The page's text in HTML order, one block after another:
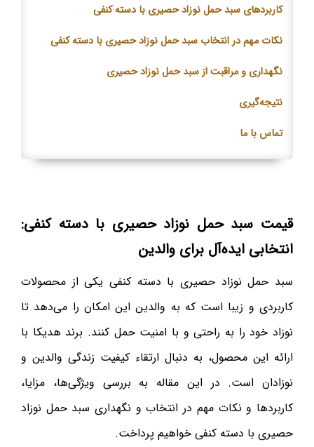
کاربردهای سبد حمل نوزاد حصیری با دسته کنفی
نکات مهم در انتخاب سبد حمل نوزاد حصیری با دسته کنفی
نگهداری و مراقبت از سبد حمل نوزاد حصیری
نتیجه‌گیری
تماس با ما
قیمت سبد حمل نوزاد حصیری با دسته کنفی:
انتخابی ایده‌آل برای والدین
سبد حمل نوزاد حصیری با دسته کنفی یکی از محصولات
کاربردی و زیبا است که به والدین این امکان را می‌دهد تا
نوزاد خود را به راحتی و با امنیت حمل کنند. برند هدیکا با
ارائه این محصول، به دنبال ارتقاء کیفیت زندگی والدین و
نوزادان است. در این مقاله به بررسی ویژگی‌ها، مزایا،
کاربردها و نکات مهم در انتخاب و نگهداری سبد حمل نوزاد
حصیری با دسته کنفی خواهیم پرداخت.